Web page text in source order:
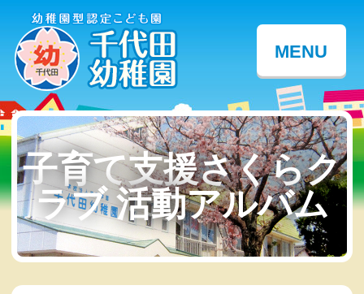
MENU
子育て支援さくらク
ラブ 活動アルバム